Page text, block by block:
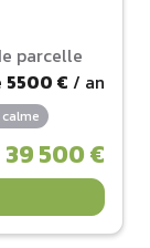
parcelle
5500 € / an
39 500 €